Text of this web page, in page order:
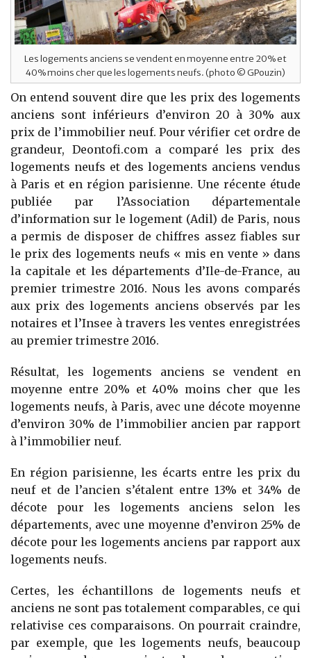
Les logements anciens se vendent en moyenne entre 20% et
40% moins cher que les logements neufs. (photo © GPouzin)
On entend souvent dire que les prix des logements
anciens sont inférieurs d’environ 20 à 30% aux
prix de l’immobilier neuf. Pour vérifier cet ordre de
grandeur, Deontofi.com a comparé les prix des
logements neufs et des logements anciens vendus
à Paris et en région parisienne. Une récente étude
publiée par l’Association départementale
d’information sur le logement (Adil) de Paris, nous
a permis de disposer de chiffres assez fiables sur
le prix des logements neufs « mis en vente » dans
la capitale et les départements d’Ile-de-France, au
premier trimestre 2016. Nous les avons comparés
aux prix des logements anciens observés par les
notaires et l’Insee à travers les ventes enregistrées
au premier trimestre 2016.
Résultat, les logements anciens se vendent en
moyenne entre 20% et 40% moins cher que les
logements neufs, à Paris, avec une décote moyenne
d’environ 30% de l’immobilier ancien par rapport
à l’immobilier neuf.
En région parisienne, les écarts entre les prix du
neuf et de l’ancien s’étalent entre 13% et 34% de
décote pour les logements anciens selon les
départements, avec une moyenne d’environ 25% de
décote pour les logements anciens par rapport aux
logements neufs.
Certes, les échantillons de logements neufs et
anciens ne sont pas totalement comparables, ce qui
relativise ces comparaisons. On pourrait craindre,
par exemple, que les logements neufs, beaucoup